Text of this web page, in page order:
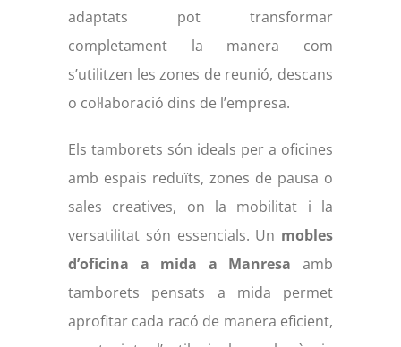
adaptats pot transformar
completament la manera com
s’utilitzen les zones de reunió, descans
o col·laboració dins de l’empresa.
Els tamborets són ideals per a oficines
amb espais reduïts, zones de pausa o
sales creatives, on la mobilitat i la
versatilitat són essencials. Un mobles
d’oficina a mida a Manresa amb
tamborets pensats a mida permet
aprofitar cada racó de manera eficient,